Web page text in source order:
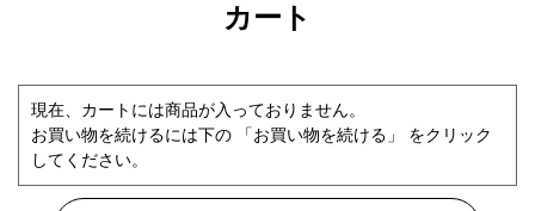
カート
現在、カートには商品が入っておりません。
お買い物を続けるには下の 「お買い物を続ける」 をクリック
してください。